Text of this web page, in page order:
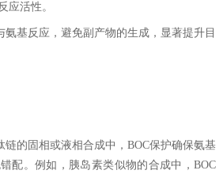
应活性。
基反应，避免副产物的生成，显著提升目
的固相或液相合成中，BOC保护确保氨基
配。例如，胰岛素类似物的合成中，BOC